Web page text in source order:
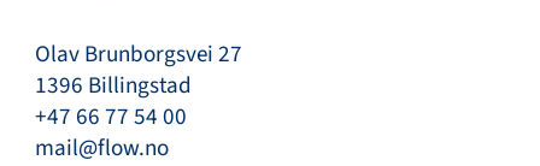
Olav Brunborgsvei 27
1396 Billingstad
+47 66 77 54 00
mail@flow.no